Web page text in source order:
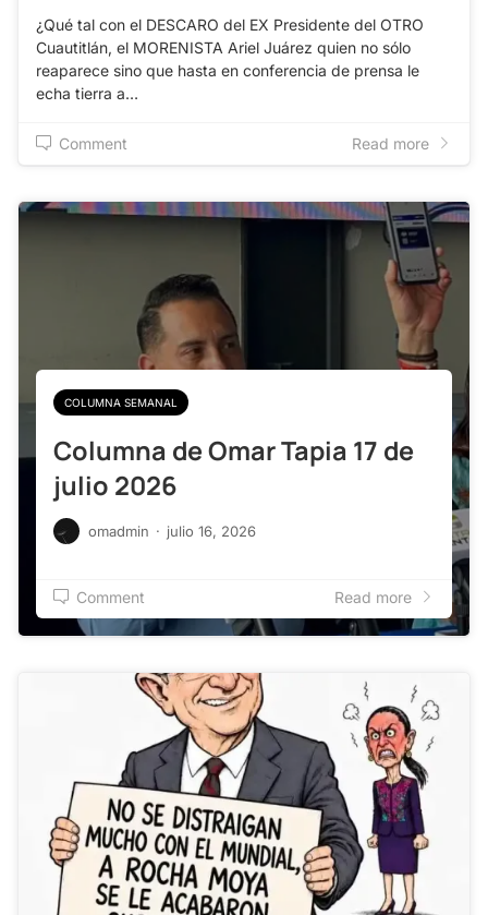
¿Qué tal con el DESCARO del EX Presidente del OTRO
Cuautitlán, el MORENISTA Ariel Juárez quien no sólo
reaparece sino que hasta en conferencia de prensa le
echa tierra a…
Comment Read more
COLUMNA SEMANAL
Columna de Omar Tapia 17 de
julio 2026
omadmin · julio 16, 2026
Comment Read more